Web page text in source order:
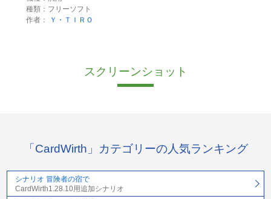
種類：フリーソフト
作者：
Ｙ・ＴＩＲＯ
スクリーンショット
「CardWirth」カテゴリーの人気ランキング
シナリオ 冒険者の宿で
CardWirth1.28.10用追加シナリオ